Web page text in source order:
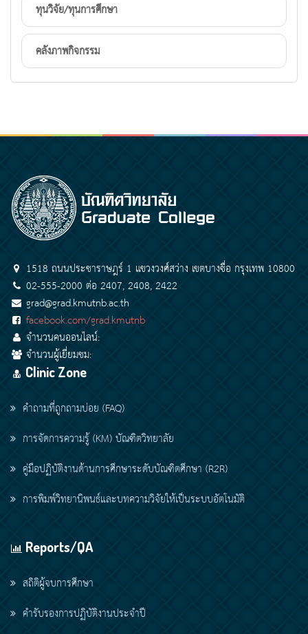
ทุนวิจัย/ทุนการศึกษา
คลังภาพกิจกรรม
1518 ถนนประชาราษฎร์ 1 แขวงวงศ์สว่าง เขตบางซื่อ กรุงเทพ 10800
02-555-2000 ต่อ 2407, 2408, 2422
grad@grad.kmutnb.ac.th
facebook.com/grad.kmutnb
จำนวนคนออนไลน์:
จำนวนผู้เยี่ยมชม:
Clinic Zone
คำถามที่ถูกถามบ่อย (FAQ)
การจัดการความรู้ (KM) บัณฑิตวิทยาลัย
คู่มือปฏิบัติงานด้านการศึกษาระดับบัณฑิตศึกษา (R2R)
การพิมพ์วิทยานิพนธ์และบทความวิจัยให้เป็นระบบอัตโนมัติ
Reports/QA
สถิติผู้จบการศึกษา
คำรับรองการปฏิบัติงานประจำปี